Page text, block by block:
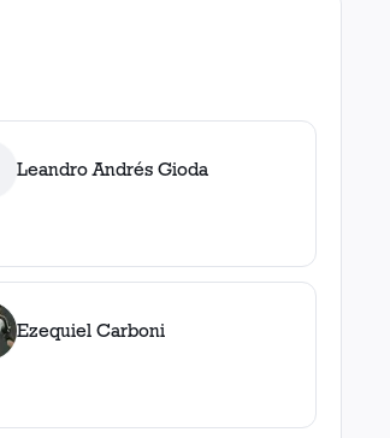
Leandro Andrés Gioda
Ezequiel Carboni